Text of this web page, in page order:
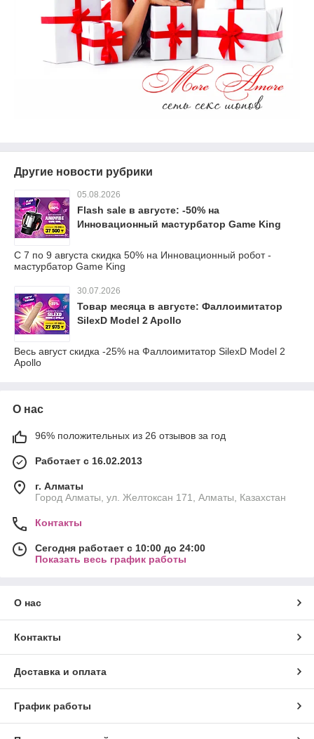
Другие новости рубрики
05.08.2026
Flash sale в августе: -50% на
Инновационный мастурбатор Game King
С 7 по 9 августа скидка 50% на Инновационный робот -
мастурбатор Game King
30.07.2026
Товар месяца в августе: Фаллоимитатор
SilexD Model 2 Apollo
Весь август скидка -25% на Фаллоимитатор SilexD Model 2
Apollo
О нас
96% положительных из 26 отзывов за год
Работает с 16.02.2013
г. Алматы
Город Алматы, ул. Желтоксан 171, Алматы, Казахстан
Контакты
Сегодня работает с 10:00 до 24:00
Показать весь график работы
О нас
Контакты
Доставка и оплата
График работы